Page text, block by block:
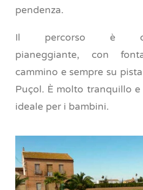
pendenza.
Il percorso è
pianeggiante, con
cammino e sempre su
Puçol. È molto tranquillo e
ideale per i bambini.